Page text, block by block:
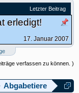
Letzter Beitrag
erledigt!
17. Januar 2007
verfassen zu können. )
Abgabetiere